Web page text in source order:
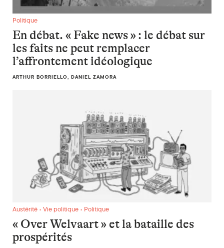
En débat. « Fake news » : le débat sur les faits ne peut
Politique
En débat. « Fake news » : le débat sur
les faits ne peut remplacer
l’affrontement idéologique
ARTHUR BORRIELLO, DANIEL ZAMORA
« Over Welvaart » et la bataille des prospérités
Austérité • Vie politique • Politique
« Over Welvaart » et la bataille des
prospérités